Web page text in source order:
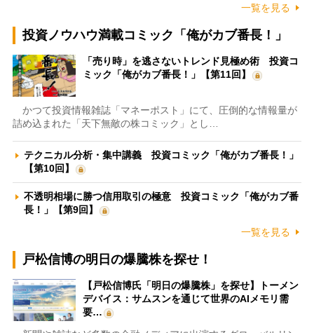
一覧を見る
投資ノウハウ満載コミック「俺がカブ番長！」
「売り時」を逃さないトレンド見極め術 投資コ
ミック「俺がカブ番長！」【第11回】
かつて投資情報雑誌「マネーポスト」にて、圧倒的な情報量が
詰め込まれた「天下無敵の株コミック」とし…
テクニカル分析・集中講義 投資コミック「俺がカブ番長！」
【第10回】
不透明相場に勝つ信用取引の極意 投資コミック「俺がカブ番
長！」【第9回】
一覧を見る
戸松信博の明日の爆騰株を探せ！
【戸松信博氏「明日の爆騰株」を探せ】トーメン
デバイス：サムスンを通じて世界のAIメモリ需
要…